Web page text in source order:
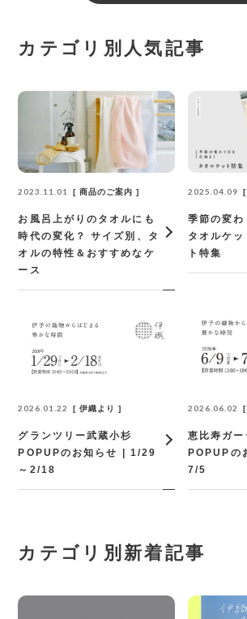
カテゴリ別人気記事
2023.11.01 商品のご案内
お風呂上がりのタオルにも
時代の変化？ サイズ別、タ
オルの特性＆おすすめなケ
ース
2025.04.09
季節の変わ
タオルケ
ト特集
2026.01.22 伊織より
グランツリー武蔵小杉
POPUPのお知らせ | 1/29
～2/18
2026.06.02
恵比寿ガー
POPUPの
7/5
カテゴリ別新着記事